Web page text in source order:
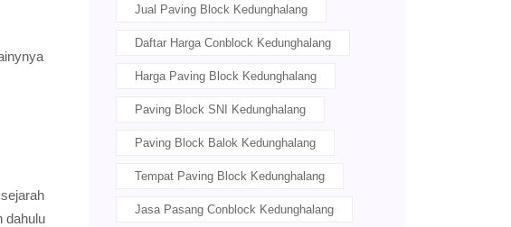
dahulu
Jual Paving Block Kedunghalang
Daftar Harga Conblock Kedunghalang
Harga Paving Block Kedunghalang
Paving Block SNI Kedunghalang
Paving Block Balok Kedunghalang
Tempat Paving Block Kedunghalang
Jasa Pasang Conblock Kedunghalang